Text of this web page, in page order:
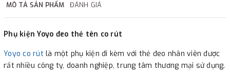
MÔ TẢ SẢN PHẨM ĐÁNH GIÁ
Phụ kiện Yoyo đeo thẻ tên co rút
Yoyo co rútlà một phụ kiện đi kèm với thẻ đeo nhân viên được
rất nhiều công ty, doanh nghiệp, trung tâm thương mại sử dụng.